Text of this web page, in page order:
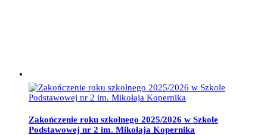
Zakończenie roku szkolnego 2025/2026 w Szkole
Podstawowej nr 2 im. Mikołaja Kopernika